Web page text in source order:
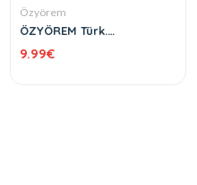
Özyörem
ÖZYÖREM Türk.
Sucuk 1 kg
9.99€